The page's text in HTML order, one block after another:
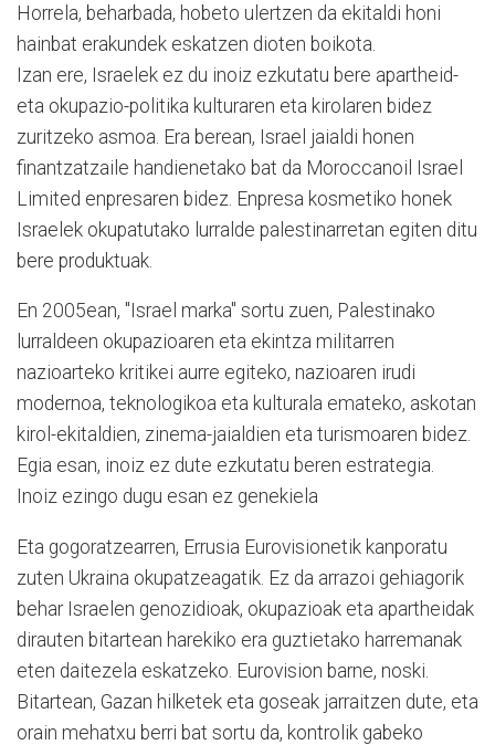
Horrela, beharbada, hobeto ulertzen da ekitaldi honi
hainbat erakundek eskatzen dioten boikota.
Izan ere, Israelek ez du inoiz ezkutatu bere apartheid-
eta okupazio-politika kulturaren eta kirolaren bidez
zuritzeko asmoa. Era berean, Israel jaialdi honen
finantzatzaile handienetako bat da Moroccanoil Israel
Limited enpresaren bidez. Enpresa kosmetiko honek
Israelek okupatutako lurralde palestinarretan egiten ditu
bere produktuak.
En 2005ean, "Israel marka" sortu zuen, Palestinako
lurraldeen okupazioaren eta ekintza militarren
nazioarteko kritikei aurre egiteko, nazioaren irudi
modernoa, teknologikoa eta kulturala emateko, askotan
kirol-ekitaldien, zinema-jaialdien eta turismoaren bidez.
Egia esan, inoiz ez dute ezkutatu beren estrategia.
Inoiz ezingo dugu esan ez genekiela
Eta gogoratzearren, Errusia Eurovisionetik kanporatu
zuten Ukraina okupatzeagatik. Ez da arrazoi gehiagorik
behar Israelen genozidioak, okupazioak eta apartheidak
dirauten bitartean harekiko era guztietako harremanak
eten daitezela eskatzeko. Eurovision barne, noski.
Bitartean, Gazan hilketek eta goseak jarraitzen dute, eta
orain mehatxu berri bat sortu da, kontrolik gabeko